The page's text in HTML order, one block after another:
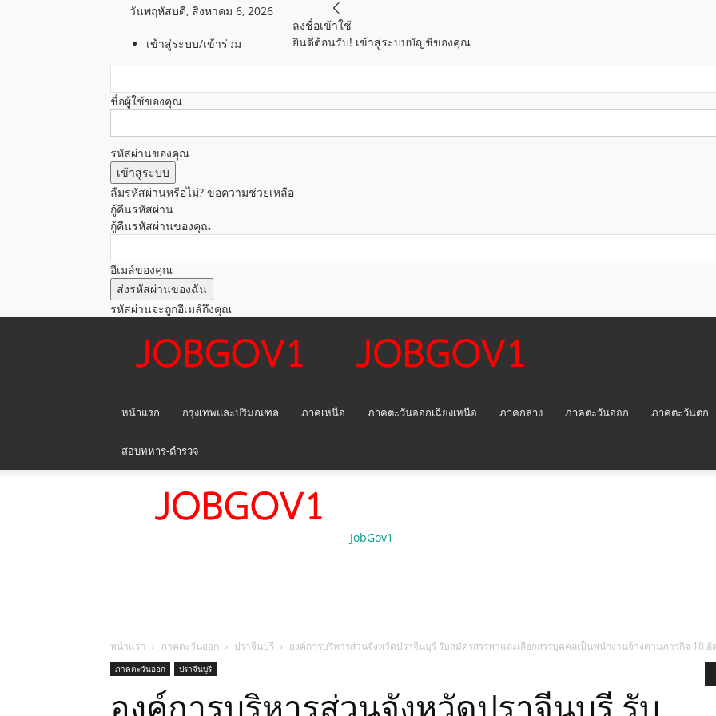
วันพฤหัสบดี, สิงหาคม 6, 2026
เข้าสู่ระบบ/เข้าร่วม
ลงชื่อเข้าใช้
ยินดีต้อนรับ! เข้าสู่ระบบบัญชีของคุณ
ชื่อผู้ใช้ของคุณ
รหัสผ่านของคุณ
ลืมรหัสผ่านหรือไม่? ขอความช่วยเหลือ
กู้คืนรหัสผ่าน
กู้คืนรหัสผ่านของคุณ
อีเมล์ของคุณ
รหัสผ่านจะถูกอีเมล์ถึงคุณ
หน้าแรก กรุงเทพและปริมณฑล ภาคเหนือ ภาคตะวันออกเฉียงเหนือ ภาคกลาง ภาคตะวันออก ภาคตะวันตก
สอบทหาร-ตำรวจ
JobGov1
หน้าแรก ภาคตะวันออก ปราจีนบุรี องค์การบริหารส่วนจังหวัดปราจีนบุรี รับสมัครสรรหาและเลือกสรรบุคคลเป็นพนักงานจ้างตามภารกิจ 18 อั
ภาคตะวันออก ปราจีนบุรี
องค์การบริหารส่วนจังหวัดปราจีนบุรี รับ